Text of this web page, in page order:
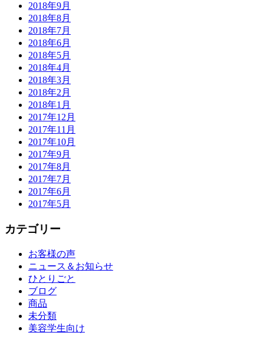
2018年9月
2018年8月
2018年7月
2018年6月
2018年5月
2018年4月
2018年3月
2018年2月
2018年1月
2017年12月
2017年11月
2017年10月
2017年9月
2017年8月
2017年7月
2017年6月
2017年5月
カテゴリー
お客様の声
ニュース＆お知らせ
ひとりごと
ブログ
商品
未分類
美容学生向け